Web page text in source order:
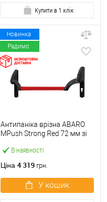
Купити в 1 клік
Новинка
Радимо
В наявності
Антипаніка врізна ABARO
МPush Strong Red 72 мм зі
Ціна 4 319 грн.
У кошик